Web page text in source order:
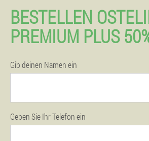
BESTELLEN
PREMIUM PLUS
Gib deinen Namen ein
Geben Sie Ihr Telefon ein